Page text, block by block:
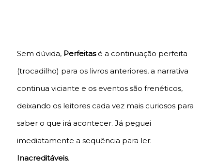
Sem dúvida, Perfeitasé a continuação perfeita
(trocadilho) para os livros anteriores, a narrativa
continua viciante e os eventos são frenéticos,
deixando os leitores cada vez mais curiosos para
saber o que irá acontecer. Já peguei
imediatamente a sequência para ler:
Inacreditáveis.